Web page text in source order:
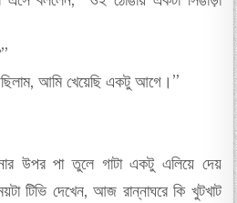
আমি খেয়েছি একটু আগে।”
উপর পা তুলে গাটা একটু এলিয়ে দেয়
টিভি দেখেন, আজ রান্নাঘরে কি খুটখাট